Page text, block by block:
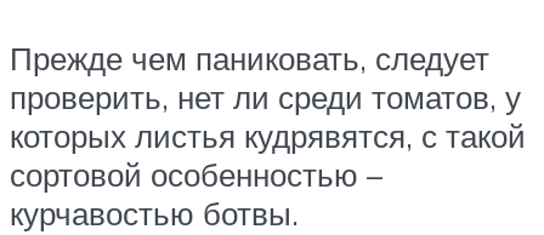
Прежде чем паниковать, следует
проверить, нет ли среди томатов, у
которых листья кудрявятся, с такой
сортовой особенностью –
курчавостью ботвы.